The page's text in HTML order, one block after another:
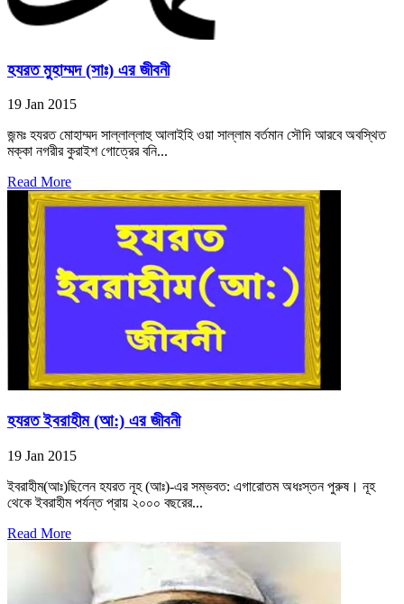
হযরত মুহাম্মদ (সাঃ) এর জীবনী
19 Jan 2015
জন্মঃ হযরত মোহাম্মদ সাল্লাল্লাহু আলাইহি ওয়া সাল্লাম বর্তমান সৌদি আরবে অবস্থিত
মক্কা নগরীর কুরাইশ গোত্রের বনি...
Read More
হযরত ইবরাহীম (আ:) এর জীবনী
19 Jan 2015
ইবরাহীম(আঃ)ছিলেন হযরত নূহ (আঃ)-এর সম্ভবত: এগারোতম অধঃস্তন পুরুষ। নূহ
থেকে ইবরাহীম পর্যন্ত প্রায় ২০০০ বছরের...
Read More